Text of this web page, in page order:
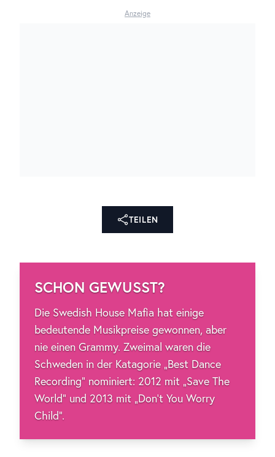
Anzeige
TEILEN
SCHON GEWUSST?
Die Swedish House Mafia hat einige
bedeutende Musikpreise gewonnen, aber
nie einen Grammy. Zweimal waren die
Schweden in der Katagorie „Best Dance
Recording“ nominiert: 2012 mit „Save The
World“ und 2013 mit „Don't You Worry
Child“.